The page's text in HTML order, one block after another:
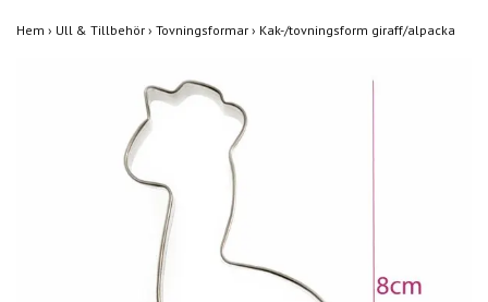
Hem › Ull & Tillbehör › Tovningsformar › Kak-/tovningsform giraff/alpacka